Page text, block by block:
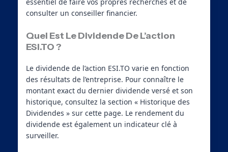
consulter un conseiller financier.
Quel Est Le Dividende De L’action
ESI.TO ?
Le dividende de l’action ESI.TO varie en fonction
des résultats de l’entreprise. Pour connaître le
montant exact du dernier dividende versé et son
historique, consultez la section « Historique des
Dividendes » sur cette page. Le rendement du
dividende est également un indicateur clé à
surveiller.